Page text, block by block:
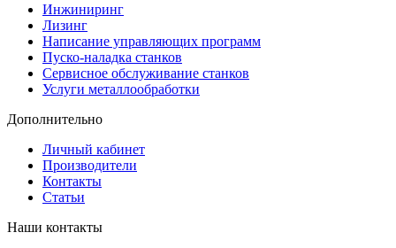
Инжиниринг
Лизинг
Написание управляющих программ
Пуско-наладка станков
Сервисное обслуживание станков
Услуги металлообработки
Дополнительно
Личный кабинет
Производители
Контакты
Статьи
Наши контакты